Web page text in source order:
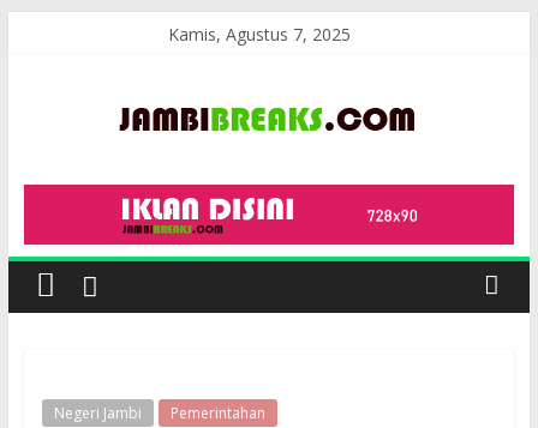
Kamis, Agustus 7, 2025
JambiBreaks
Negeri Jambi Pemerintahan